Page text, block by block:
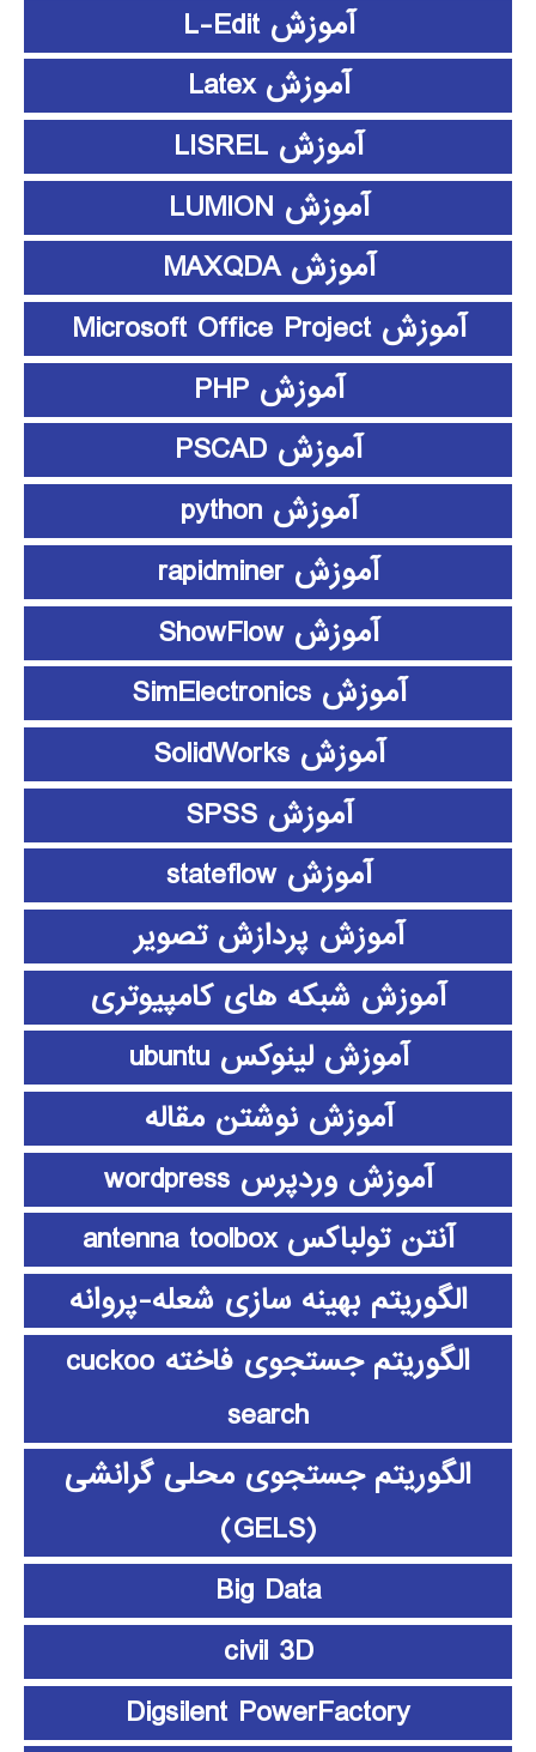
آموزش L-Edit
آموزش Latex
آموزش LISREL
آموزش LUMION
آموزش MAXQDA
آموزش Microsoft Office Project
آموزش PHP
آموزش PSCAD
آموزش python
آموزش rapidminer
آموزش ShowFlow
آموزش SimElectronics
آموزش SolidWorks
آموزش SPSS
آموزش stateflow
آموزش پردازش تصویر
آموزش شبکه های کامپیوتری
آموزش لینوکس ubuntu
آموزش نوشتن مقاله
آموزش وردپرس wordpress
آنتن تولباکس antenna toolbox
الگوریتم بهینه سازی شعله-پروانه
الگوریتم جستجوی فاخته cuckoo
search
الگوریتم جستجوی محلی گرانشی
(GELS)
Big Data
civil 3D
Digsilent PowerFactory